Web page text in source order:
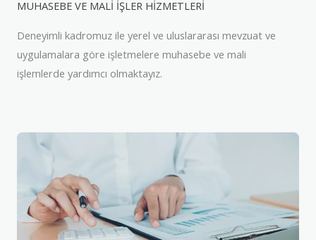
MUHASEBE VE MALİ İŞLER HİZMETLERİ
Deneyimli kadromuz ile yerel ve uluslararası mevzuat ve
uygulamalara göre işletmelere muhasebe ve mali
işlemlerde yardımcı olmaktayız.